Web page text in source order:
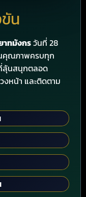
น
าทมังกรวันที่ 28
คุณภาพครบทุก
ลุ้นสนุกตลอด
งหน้า และติดตาม